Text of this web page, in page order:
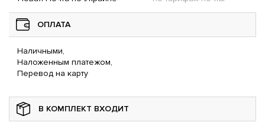
ОПЛАТА
Наличными,
Наложенным платежом,
Перевод на карту
В КОМПЛЕКТ ВХОДИТ